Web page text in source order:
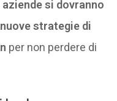
aziende si dovranno
strategie di
per non perdere di